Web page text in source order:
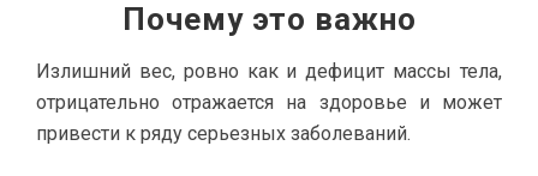
Почему это важно
Излишний вес, ровно как и дефицит массы тела,
отрицательно отражается на здоровье и может
привести к ряду серьезных заболеваний.